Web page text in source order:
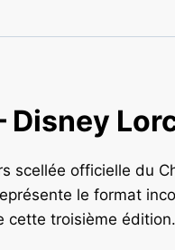
Disney
scellée officielle du
le format
cette troisième édition.